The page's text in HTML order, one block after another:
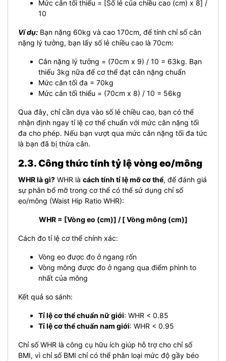
Mức cân tối thiểu = [Số lẻ của chiều cao (cm) x 8] /
10
Ví dụ: Bạn nặng 60kg và cao 170cm, để tính chỉ số cân
nặng lý tưởng, bạn lấy số lẻ chiều cao là 70cm:
Cân nặng lý tưởng = (70cm x 9) / 10 = 63kg. Bạn
thiếu 3kg nữa để cơ thể đạt cân nặng chuẩn
Mức cân tối đa = 70kg
Mức cân tối thiểu = (70cm x 8) / 10 = 56kg
Qua đây, chỉ cần dựa vào số lẻ chiều cao, bạn có thể
nhận định ngay tỉ lệ cơ thể chuẩn với mức cân nặng tối
đa cho phép. Nếu bạn vượt qua mức cân nặng tối đa tức
là bạn đã bị thừa cân.
2.3. Công thức tính tỷ lệ vòng eo/mông
WHR là gì? WHR là cách tính tỉ lệ mỡ cơ thể, để đánh giá
sự phân bổ mỡ trong cơ thể có thể sử dụng chỉ số
eo/mông (Waist Hip Ratio WHR):
WHR = [Vòng eo (cm)] / [ Vòng mông (cm)]
Cách đo tỉ lệ cơ thể chính xác:
Vòng eo được đo ở ngang rốn
Vòng mông được đo ở ngang qua điểm phình to
nhất của mông
Kết quả so sánh:
Tỉ lệ cơ thể chuẩn nữ giới: WHR < 0.85
Tỉ lệ cơ thể chuẩn nam giới: WHR < 0.95
Chỉ số WHR là công cụ hữu ích giúp hỗ trợ cho chỉ số
BMI, vì chỉ số BMI chỉ có thể phân loại mức độ gầy béo